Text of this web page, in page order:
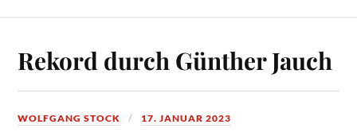
Rekord durch Günther Jauch
WOLFGANG STOCK 17. JANUAR 2023